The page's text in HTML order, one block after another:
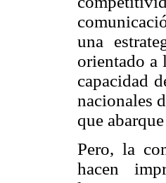
una
orientado a
capacidad
nacionales
que
Pero, la
hacen